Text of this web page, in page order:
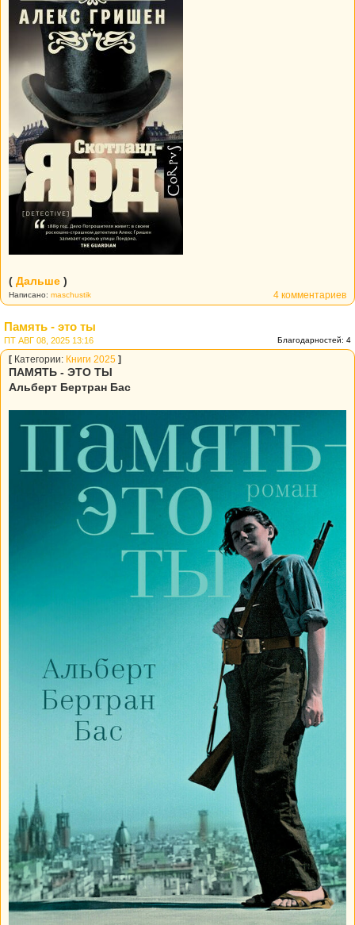
( Дальше )
4 комментариев
Написано: maschustik
Память - это ты
Благодарностей: 4
ПТ АВГ 08, 2025 13:16
[ Категории: Книги 2025 ]
ПАМЯТЬ - ЭТО ТЫ
Альберт Бертран Бас